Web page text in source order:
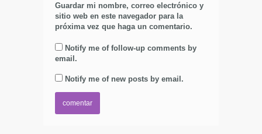
Guardar mi nombre, correo electrónico y
sitio web en este navegador para la
próxima vez que haga un comentario.
Notify me of follow-up comments by
email.
Notify me of new posts by email.